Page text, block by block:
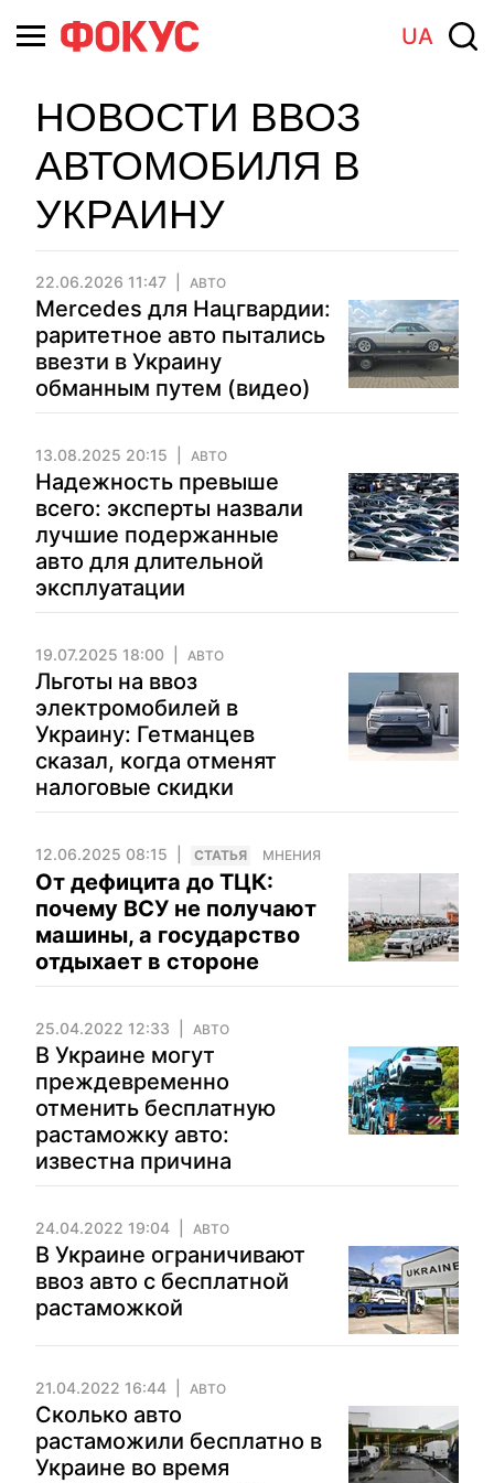
UA
НОВОСТИ ВВОЗ
АВТОМОБИЛЯ В
УКРАИНУ
22.06.2026 11:47 АВТО
Mercedes для Нацгвардии:
раритетное авто пытались
ввезти в Украину
обманным путем (видео)
13.08.2025 20:15 АВТО
Надежность превыше
всего: эксперты назвали
лучшие подержанные
авто для длительной
эксплуатации
19.07.2025 18:00 АВТО
Льготы на ввоз
электромобилей в
Украину: Гетманцев
сказал, когда отменят
налоговые скидки
12.06.2025 08:15 CТАТЬЯ МНЕНИЯ
От дефицита до ТЦК:
почему ВСУ не получают
машины, а государство
отдыхает в стороне
25.04.2022 12:33 АВТО
В Украине могут
преждевременно
отменить бесплатную
растаможку авто:
известна причина
24.04.2022 19:04 АВТО
В Украине ограничивают
ввоз авто с бесплатной
растаможкой
21.04.2022 16:44 АВТО
Сколько авто
растаможили бесплатно в
Украине во время